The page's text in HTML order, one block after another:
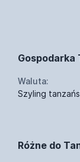
Gospodarka
Waluta:
Szyling
Różne do